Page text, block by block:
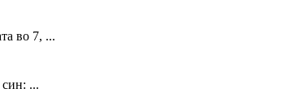
во 7, ...
син: ...